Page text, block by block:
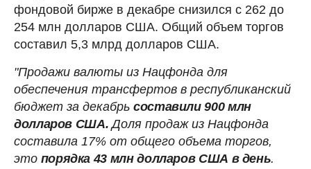
фондовой бирже в декабре снизился с 262 до
254 млн долларов США. Общий объем торгов
составил 5,3 млрд долларов США.
"Продажи валюты из Нацфонда для
обеспечения трансфертов в республиканский
бюджет за декабрь составили 900 млн
долларов США.Доля продаж из Нацфонда
составила 17% от общего объема торгов,
это порядка 43 млн долларов США в день.